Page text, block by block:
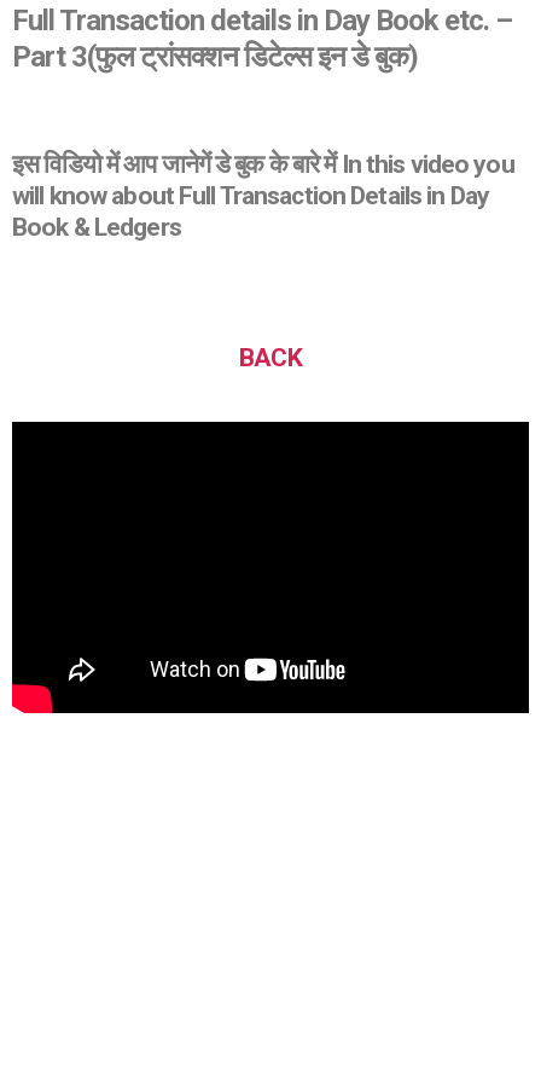
Full Transaction details in Day Book etc. –
Part 3(फुल ट्रांसक्शन डिटेल्स इन डे बुक)
इस विडियो में आप जानेगें डे बुक के बारे में In this video you
will know about Full Transaction Details in Day
Book & Ledgers
BACK